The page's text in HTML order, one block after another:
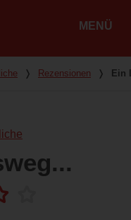
MENÜ
❭ Rezensionen ❭ Ein